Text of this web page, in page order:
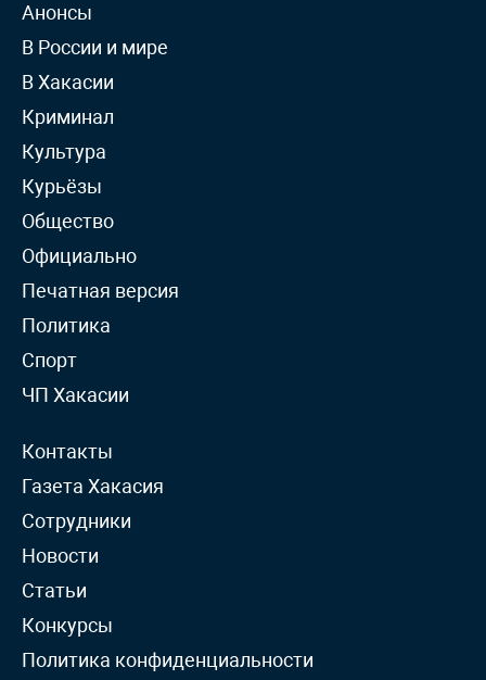
Анонсы
В России и мире
В Хакасии
Криминал
Культура
Курьёзы
Общество
Официально
Печатная версия
Политика
Спорт
ЧП Хакасии
Контакты
Газета Хакасия
Сотрудники
Новости
Статьи
Конкурсы
Политика конфиденциальности